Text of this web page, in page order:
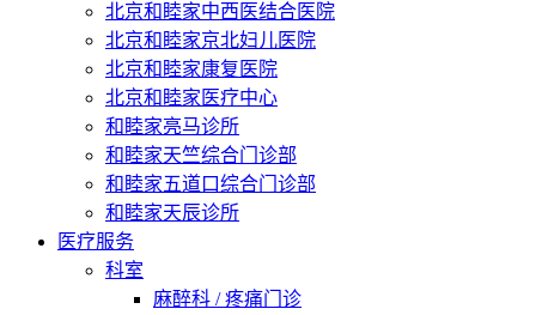
北京和睦家中西医结合医院
北京和睦家京北妇儿医院
北京和睦家康复医院
北京和睦家医疗中心
和睦家亮马诊所
和睦家天竺综合门诊部
和睦家五道口综合门诊部
和睦家天辰诊所
医疗服务
科室
麻醉科 / 疼痛门诊